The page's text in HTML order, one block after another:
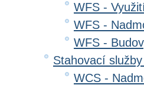
WFS -
WFS -
WFS -
Stahovací
WCS -